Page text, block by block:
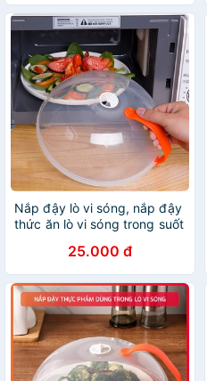
Nắp đậy lò vi sóng, nắp đậy
thức ăn lò vi sóng trong suốt
tiện dụng25.000 đ